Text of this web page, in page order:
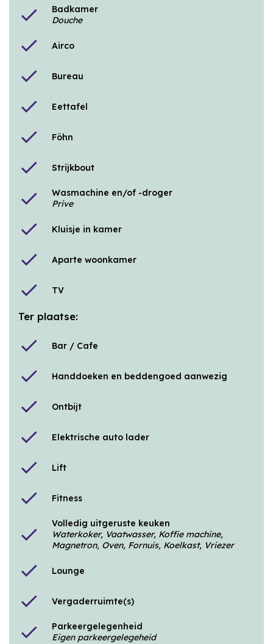
check
Badkamer
Douche
check Airco
check Bureau
check Eettafel
check Föhn
check Strijkbout
check
Wasmachine en/of -droger
Prive
check Kluisje in kamer
check Aparte woonkamer
check TV
Ter plaatse:
check Bar / Cafe
check Handdoeken en beddengoed aanwezig
check Ontbijt
check Elektrische auto lader
check Lift
check Fitness
check
Volledig uitgeruste keuken
Waterkoker, Vaatwasser, Koffie machine,
Magnetron, Oven, Fornuis, Koelkast, Vriezer
check Lounge
check Vergaderruimte(s)
check
Parkeergelegenheid
Eigen parkeergelegeheid